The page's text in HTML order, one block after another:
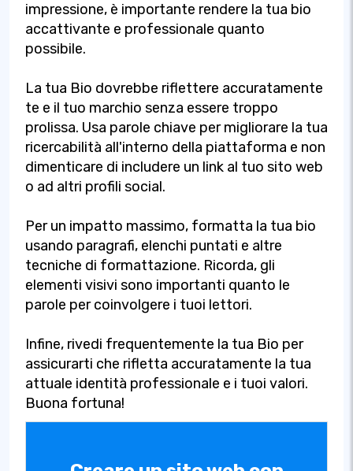
impressione, è importante rendere la tua bio
accattivante e professionale quanto
possibile.
La tua Bio dovrebbe riflettere accuratamente
te e il tuo marchio senza essere troppo
prolissa. Usa parole chiave per migliorare la tua
ricercabilità all'interno della piattaforma e non
dimenticare di includere un link al tuo sito web
o ad altri profili social.
Per un impatto massimo, formatta la tua bio
usando paragrafi, elenchi puntati e altre
tecniche di formattazione. Ricorda, gli
elementi visivi sono importanti quanto le
parole per coinvolgere i tuoi lettori.
Infine, rivedi frequentemente la tua Bio per
assicurarti che rifletta accuratamente la tua
attuale identità professionale e i tuoi valori.
Buona fortuna!